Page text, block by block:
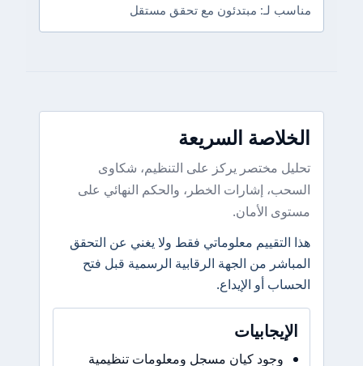
مناسب لـ: مبتدئون مع تحقق مستقل
الخلاصة السريعة
تحليل مختصر يركز على التنظيم، شكاوى
السحب، إشارات الخطر، والحكم النهائي على
مستوى الأمان.
هذا التقييم معلوماتي فقط ولا يغني عن التحقق
المباشر من الجهة الرقابية الرسمية قبل فتح
الحساب أو الإيداع.
الإيجابيات
وجود كيان مسجل ومعلومات تنظيمية